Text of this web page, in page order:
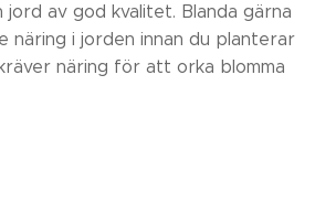
jord av god kvalitet. Blanda gärna
näring i jorden innan du planterar
näring för att orka blomma